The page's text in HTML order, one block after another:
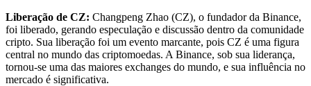
Liberação de CZ: Changpeng Zhao (CZ), o fundador da Binance,
foi liberado, gerando especulação e discussão dentro da comunidade
cripto. Sua liberação foi um evento marcante, pois CZ é uma figura
central no mundo das criptomoedas. A Binance, sob sua liderança,
tornou-se uma das maiores exchanges do mundo, e sua influência no
mercado é significativa.